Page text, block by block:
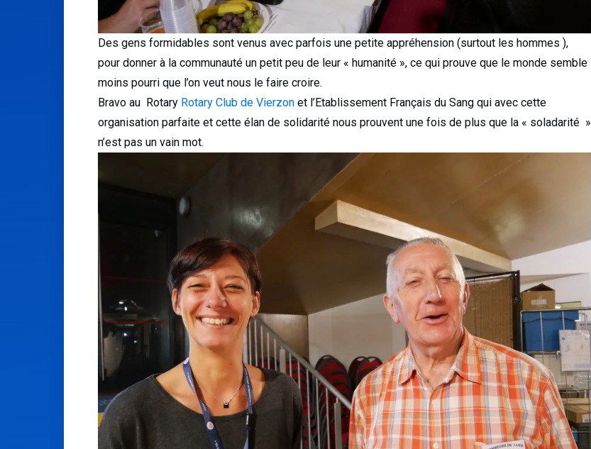
Des gens formidables sont venus avec parfois une petite appréhension (surtout les hommes ),
pour donner à la communauté un petit peu de leur « humanité », ce qui prouve que le monde semble
moins pourri que l’on veut nous le faire croire.
Bravo au Rotary Rotary Club de Vierzon et l’Etablissement Français du Sang qui avec cette
organisation parfaite et cette élan de solidarité nous prouvent une fois de plus que la « soladarité »
n’est pas un vain mot.